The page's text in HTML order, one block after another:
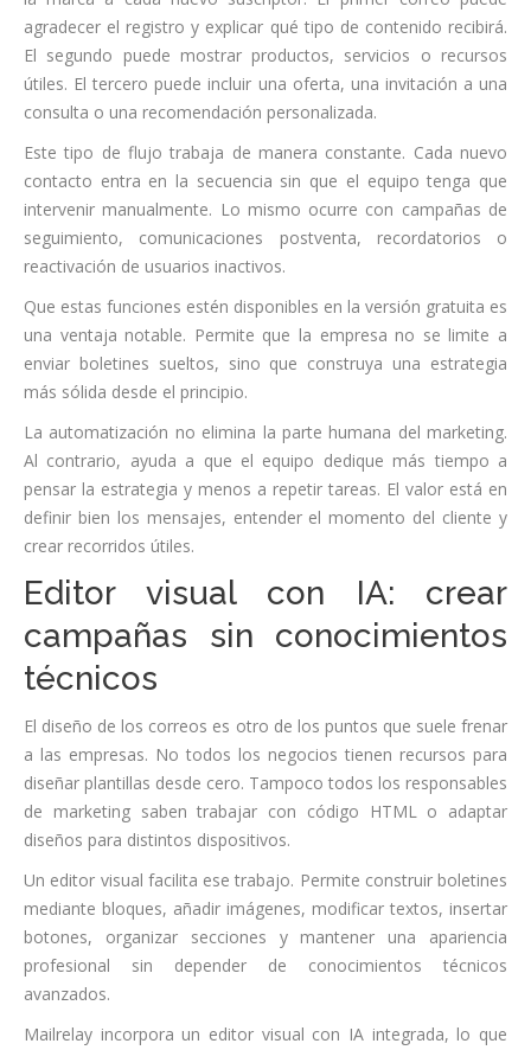
agradecer el registro y explicar qué tipo de contenido recibirá.
El segundo puede mostrar productos, servicios o recursos
útiles. El tercero puede incluir una oferta, una invitación a una
consulta o una recomendación personalizada.
Este tipo de flujo trabaja de manera constante. Cada nuevo
contacto entra en la secuencia sin que el equipo tenga que
intervenir manualmente. Lo mismo ocurre con campañas de
seguimiento, comunicaciones postventa, recordatorios o
reactivación de usuarios inactivos.
Que estas funciones estén disponibles en la versión gratuita es
una ventaja notable. Permite que la empresa no se limite a
enviar boletines sueltos, sino que construya una estrategia
más sólida desde el principio.
La automatización no elimina la parte humana del marketing.
Al contrario, ayuda a que el equipo dedique más tiempo a
pensar la estrategia y menos a repetir tareas. El valor está en
definir bien los mensajes, entender el momento del cliente y
crear recorridos útiles.
Editor visual con IA: crear
campañas sin conocimientos
técnicos
El diseño de los correos es otro de los puntos que suele frenar
a las empresas. No todos los negocios tienen recursos para
diseñar plantillas desde cero. Tampoco todos los responsables
de marketing saben trabajar con código HTML o adaptar
diseños para distintos dispositivos.
Un editor visual facilita ese trabajo. Permite construir boletines
mediante bloques, añadir imágenes, modificar textos, insertar
botones, organizar secciones y mantener una apariencia
profesional sin depender de conocimientos técnicos
avanzados.
Mailrelay incorpora un editor visual con IA integrada, lo que